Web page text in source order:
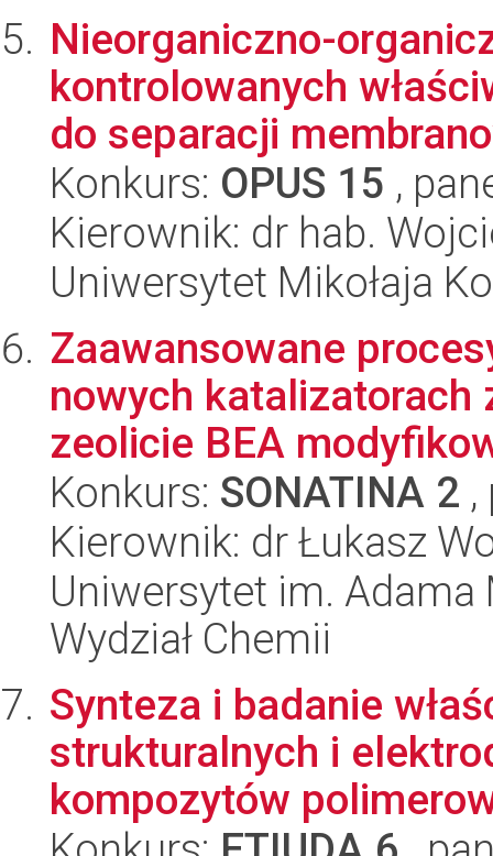
Nieorganiczno-
kontrolowanych
do separacji
Konkurs: OPUS 15 ,
Kierownik: dr hab.
Uniwersytet Mikołaja
Zaawansowane
nowych katalizatorach
zeolicie BEA
Konkurs: SONATINA 2
Kierownik: dr Łukasz
Uniwersytet im.
Wydział Chemii
Synteza i badanie
strukturalnych i
kompozytów